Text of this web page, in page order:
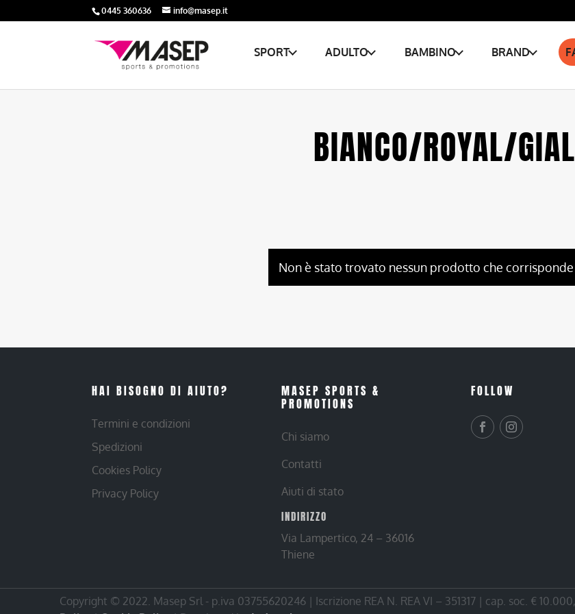
0445 360636 info@masep.it
SPORT ADULTO BAMBINO BRAND
BIANCO/ROYAL/
Non è stato trovato nessun prodotto che corrisponde
HAI BISOGNO DI AIUTO?
Termini e condizioni
Spedizioni
Cookies Policy
Privacy Policy
MASEP SPORTS &
PROMOTIONS
Chi siamo
Contatti
Aiuti di stato
INDIRIZZO
Via Lampertico, 24 – 36016
Thiene
FOLLOW
Copyright © 2022. Masep Srl - p.iva 03755620246 | Iscrizione REA N. REA VI – 351317 | cap. soc. €